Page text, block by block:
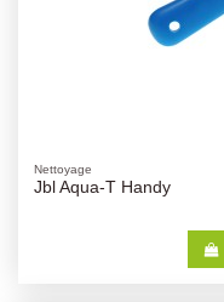
Nettoyage
Jbl Aqua-T Handy